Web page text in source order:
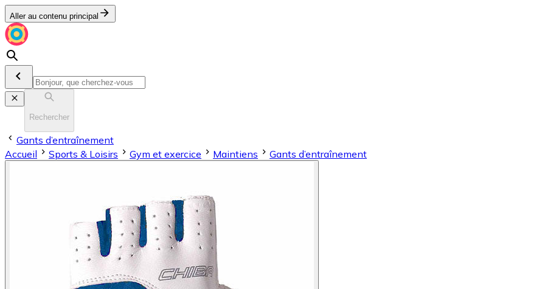
Aller au contenu principal
Rechercher
Gants d’entraînement
Accueil
Sports & Loisirs Gym et exercice Maintiens Gants d’entraînement